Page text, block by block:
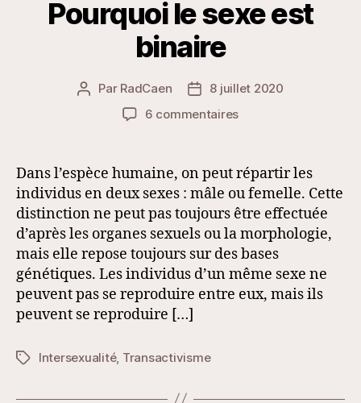
Pourquoi le sexe est
binaire
Auteur
Par RadCaen
Date8 juillet 2020
6 commentairessur
sexe
est
binaire
Dans l’espèce humaine, on peut répartir les
individus en deux sexes : mâle ou femelle. Cette
distinction ne peut pas toujours être effectuée
d’après les organes sexuels ou la morphologie,
mais elle repose toujours sur des bases
génétiques. Les individus d’un même sexe ne
peuvent pas se reproduire entre eux, mais ils
peuvent se reproduire […]
Étiquettes
Intersexualité, Transactivisme